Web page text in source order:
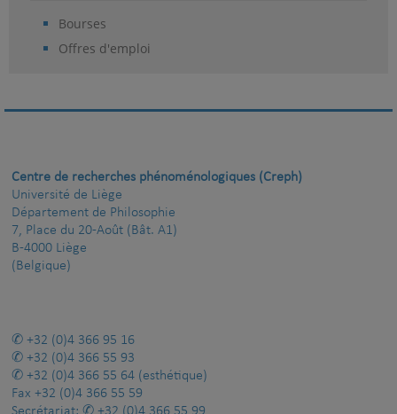
Bourses
Offres d'emploi
Centre de recherches phénoménologiques (Creph)
Université de Liège
Département de Philosophie
7, Place du 20-Août (Bât. A1)
B-4000 Liège
(Belgique)
+32 (0)4 366 95 16
+32 (0)4 366 55 93
+32 (0)4 366 55 64 (esthétique)
Fax +32 (0)4 366 55 59